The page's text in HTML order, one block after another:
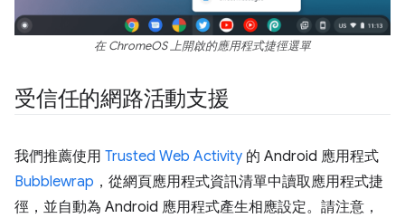
在 ChromeOS 上開啟的應用程式捷徑選單
受信任的網路活動支援
我們推薦使用 Trusted Web Activity 的 Android 應用程式
Bubblewrap ，從網頁應用程式資訊清單中讀取應用程式捷
徑，並自動為 Android 應用程式產生相應設定。請注意，